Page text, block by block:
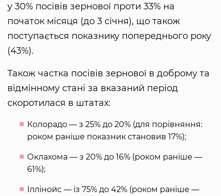
у 30% посівів зернової проти 33% на
початок місяця (до 3 січня), що також
поступається показнику попереднього року
(43%).
Також частка посівів зернової в доброму та
відмінному стані за вказаний період
скоротилася в штатах:
Колорадо — з 25% до 20% (для порівняння:
роком раніше показник становив 17%);
Оклахома — з 20% до 16% (роком раніше —
61%);
Іллінойс — із 75% до 42% (роком раніше —